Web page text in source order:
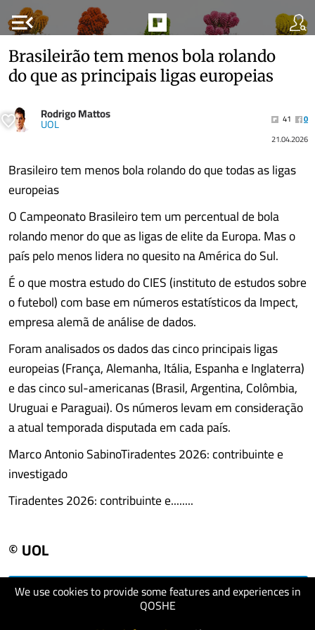
menu_open
We use cookies to provide some features and experiences in
QOSHE
Brasileirão tem menos bola rolando
do que as principais ligas europeias
Rodrigo Mattos
UOL 41
0
21.04.2026
Brasileiro tem menos bola rolando do que todas as ligas
europeias
O Campeonato Brasileiro tem um percentual de bola
rolando menor do que as ligas de elite da Europa. Mas o
país pelo menos lidera no quesito na América do Sul.
É o que mostra estudo do CIES (instituto de estudos sobre
o futebol) com base em números estatísticos da Impect,
empresa alemã de análise de dados.
Foram analisados os dados das cinco principais ligas
europeias (França, Alemanha, Itália, Espanha e Inglaterra)
e das cinco sul-americanas (Brasil, Argentina, Colômbia,
Uruguai e Paraguai). Os números levam em consideração
a atual temporada disputada em cada país.
Marco Antonio SabinoTiradentes 2026: contribuinte e
investigado
Tiradentes 2026: contribuinte e........
© UOL
visit website